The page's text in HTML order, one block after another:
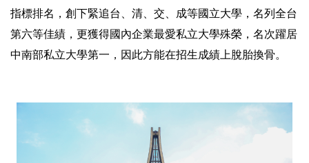
指標排名，創下緊追台、清、交、成等國立大學，名列全台
第六等佳績，更獲得國內企業最愛私立大學殊榮，名次躍居
中南部私立大學第一，因此方能在招生成績上脫胎換骨。